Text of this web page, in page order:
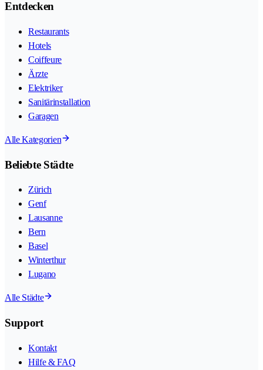
Entdecken
Restaurants
Hotels
Coiffeure
Ärzte
Elektriker
Sanitärinstallation
Garagen
Alle Kategorien
Beliebte Städte
Zürich
Genf
Lausanne
Bern
Basel
Winterthur
Lugano
Alle Städte
Support
Kontakt
Hilfe & FAQ